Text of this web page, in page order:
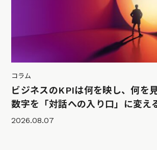
コラム
ビジネスのKPIは何を映し、何を
数字を「対話への入り口」に変え
2026.08.07